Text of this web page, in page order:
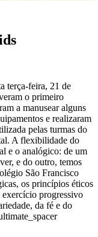
terça-feira, 21 de
o primeiro
a manusear alguns
e realizaram
pelas turmas do
A flexibilidade do
e o analógico: de um
e do outro, temos
São Francisco
os princípios éticos
exercício progressivo
da fé e do